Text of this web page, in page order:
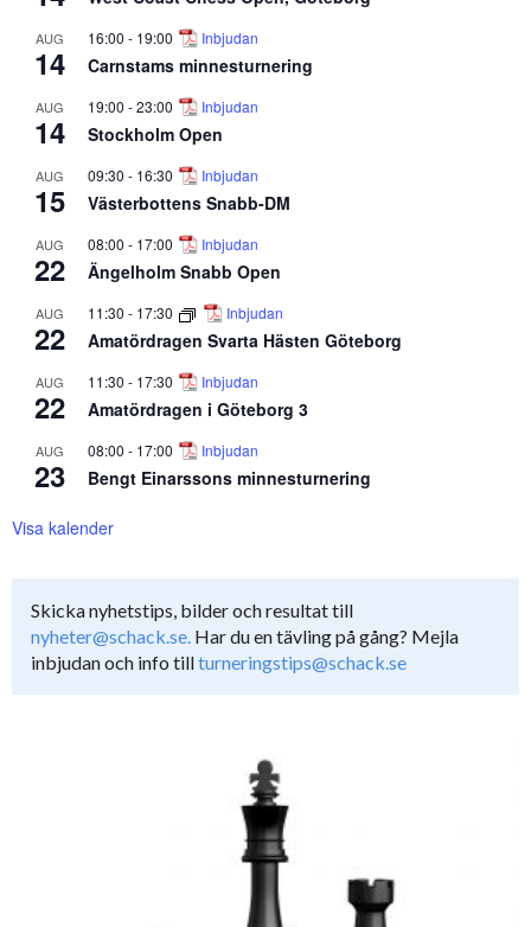
AUG
14
16:00 - 19:00 Inbjudan
Carnstams minnesturnering
AUG
14
19:00 -23:00 Inbjudan
Stockholm Open
AUG
15
09:30 - 16:30 Inbjudan
Västerbottens Snabb-DM
AUG
22
08:00 - 17:00 Inbjudan
Ängelholm Snabb Open
AUG
22
11:30 - 17:30 Inbjudan
Amatördragen Svarta Hästen Göteborg
AUG
22
11:30 - 17:30 Inbjudan
Amatördragen i Göteborg 3
AUG
23
08:00 - 17:00 Inbjudan
Bengt Einarssons minnesturnering
Visa kalender
Skicka nyhetstips, bilder och resultat till
nyheter@schack.se. Har du en tävling på gång? Mejla
inbjudan och info tillturneringstips@schack.se